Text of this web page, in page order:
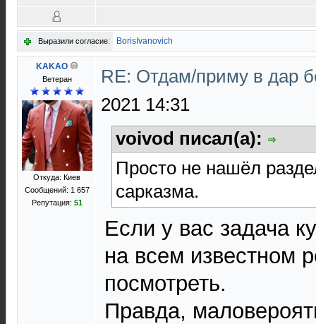
Выразили согласие: BorisIvanovich
KAKAO
Ветеран
Откуда: Киев
Сообщений: 1 657
Репутация: 51
RE: Отдам/приму в дар
2021 14:31
voivod писал(а):
Просто не нашёл
сарказма.
Если у вас задача
на всем известном
посмотреть.
Правда,